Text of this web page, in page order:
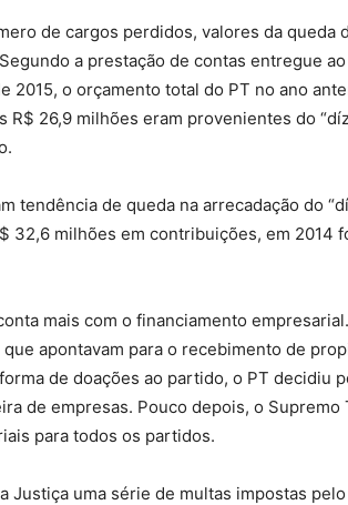
de cargos perdidos, valores da queda
a prestação de contas entregue
2015, o orçamento total do PT no ano
R$ 26,9 milhões eram provenientes do
tendência de queda na arrecadação do
32,6 milhões em contribuições, em 2014
mais com o financiamento
apontavam para o recebimento de
de doações ao partido, o PT decidiu
de empresas. Pouco depois, o Supremo
para todos os partidos.
Justiça uma série de multas impostas